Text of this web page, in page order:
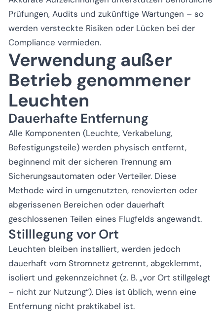
Prüfungen, Audits und zukünftige Wartungen – so
werden versteckte Risiken oder Lücken bei der
Compliance vermieden.
Verwendung außer
Betrieb genommener
Leuchten
Dauerhafte Entfernung
Alle Komponenten (Leuchte, Verkabelung,
Befestigungsteile) werden physisch entfernt,
beginnend mit der sicheren Trennung am
Sicherungsautomaten oder Verteiler. Diese
Methode wird in umgenutzten, renovierten oder
abgerissenen Bereichen oder dauerhaft
geschlossenen Teilen eines Flugfelds angewandt.
Stilllegung vor Ort
Leuchten bleiben installiert, werden jedoch
dauerhaft vom Stromnetz getrennt, abgeklemmt,
isoliert und gekennzeichnet (z. B. „vor Ort stillgelegt
– nicht zur Nutzung“). Dies ist üblich, wenn eine
Entfernung nicht praktikabel ist.